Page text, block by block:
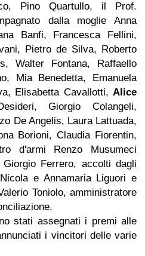
Pino Quartullo, il Prof.
dalla moglie Anna
Banfi, Francesca Fellini,
Pietro de Silva, Roberto
Walter Fontana, Raffaello
Mia Benedetta, Emanuela
Elisabetta Cavallotti, Alice
Giorgio Colangeli,
De Angelis, Laura Lattuada,
Borioni, Claudia Fiorentin,
d'armi Renzo Musumeci
Ferrero, accolti dagli
e Annamaria Liguori e
Toniolo, amministratore
stati assegnati i premi alle
i vincitori delle varie